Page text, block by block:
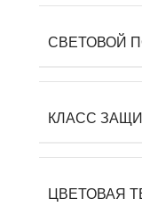
СВЕТОВОЙ
КЛАСС
ЦВЕТОВАЯ